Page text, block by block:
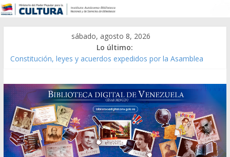
sábado, agosto 8, 2026
Lo último:
Constitución, leyes y acuerdos expedidos por la Asamblea
Modesta Bor Sánchez [material gráfico]
Gaceta Oficial de la República de Venezuela año CXXXIII Mes V,
Caracas 09 de marzo de 2006 N° 38.394
Catálogo temático de obras de Modesta Bor